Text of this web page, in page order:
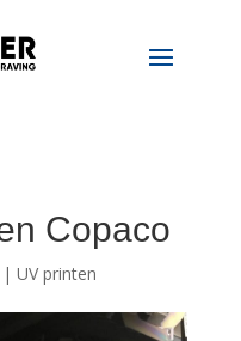
Copaco
UV printen